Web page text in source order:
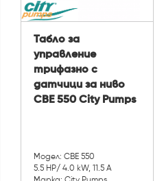
Табло за
управление
трифазно с
датчици за ниво
CBE 550 City Pumps
Модел: CBE 550
5.5 HP/ 4.0 kW, 11.5 A